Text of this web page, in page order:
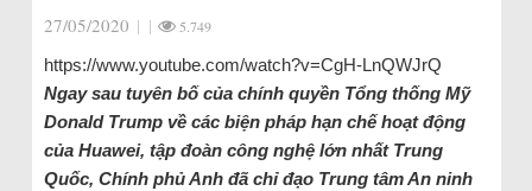
27/05/2020 | | 5.749
https://www.youtube.com/watch?v=CgH-LnQWJrQ
Ngay sau tuyên bố của chính quyền Tổng thống Mỹ
Donald Trump về các biện pháp hạn chế hoạt động
của Huawei, tập đoàn công nghệ lớn nhất Trung
Quốc, Chính phủ Anh đã chỉ đạo Trung tâm An ninh